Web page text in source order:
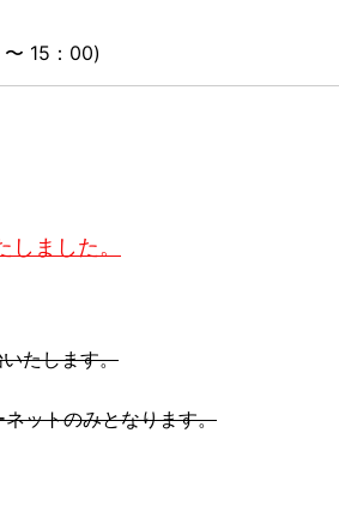
15：00)
ました。
たします。
ットのみとなります。